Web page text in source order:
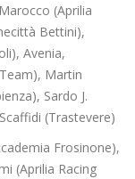
(Aprilia
Bettini),
Avenia,
Martin
Sardo J.
(Trastevere)
Frosinone),
(Aprilia Racing